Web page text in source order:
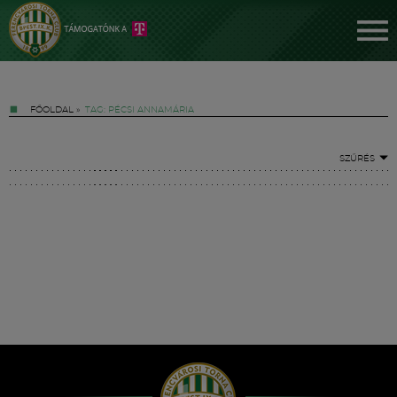
FŐOLDAL » TAG: PÉCSI ANNAMÁRIA
SZŰRÉS
Hírek